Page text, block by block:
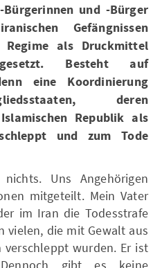
und -Bürger
Gefängnissen
als Druckmittel
Besteht auf
eine Koordinierung
deren
Republik als
und zum Tode
Uns Angehörigen
mitgeteilt. Mein Vater
im Iran die Todesstrafe
vielen, die mit Gewalt aus
wurden. Er ist
gibt es keine